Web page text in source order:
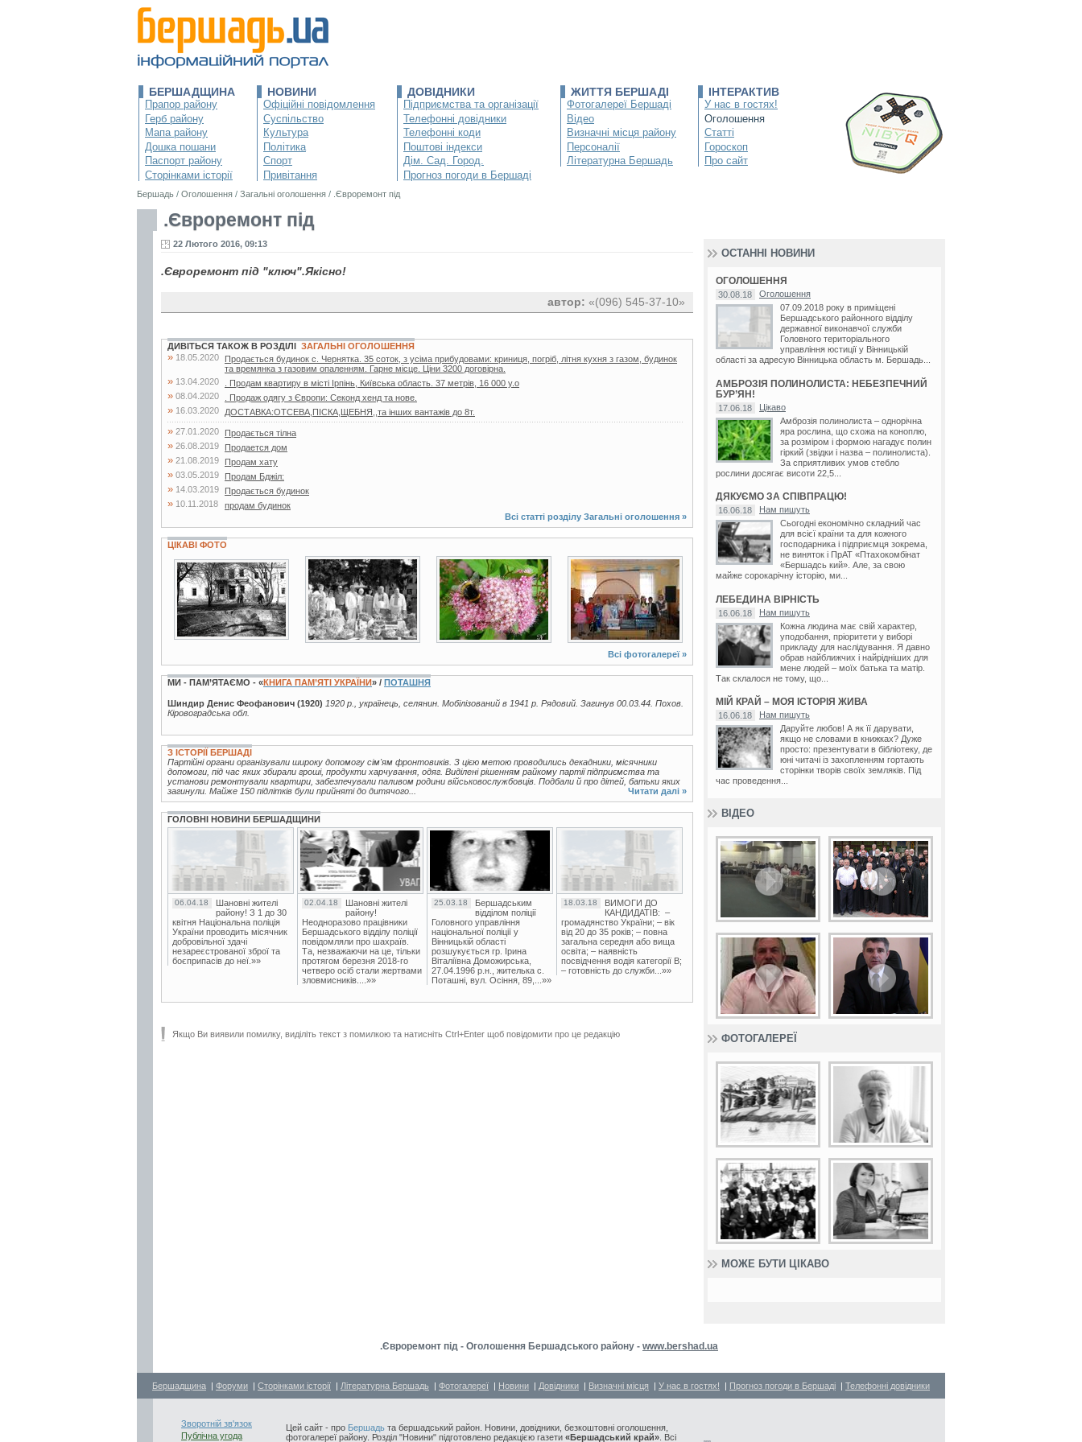
БЕРШАДЩИНА
Прапор району
Герб району
Мапа району
Дошка пошани
Паспорт району
Сторінками історії
НОВИНИ
Офіційні повідомлення
Суспільство
Культура
Політика
Спорт
Привітання
ДОВІДНИКИ
Підприємства та організації
Телефонні довідники
Телефонні коди
Поштові індекси
Дім. Сад. Город.
Прогноз погоди в Бершаді
ЖИТТЯ БЕРШАДІ
Фотогалереї Бершаді
Відео
Визначні місця району
Персоналії
Літературна Бершадь
ІНТЕРАКТИВ
У нас в гостях!
Оголошення
Статті
Гороскоп
Про сайт
Бершадь / Оголошення / Загальні оголошення / .Євроремонт під
.Євроремонт під
22 Лютого 2016, 09:13
.Євроремонт під "ключ".Якісно!
автор: «(096) 545-37-10»
ДИВІТЬСЯ ТАКОЖ В РОЗДІЛІ ЗАГАЛЬНІ ОГОЛОШЕННЯ
» 18.05.2020
Продається будинок с. Чернятка. 35 соток, з усіма прибудовами: криниця, погріб, літня кухня з газом, будинок
та времянка з газовим опаленням. Гарне місце. Ціни 3200 договірна.
» 13.04.2020 . Продам квартиру в місті Ірпінь, Київська область. 37 метрів, 16 000 у.о
» 08.04.2020 . Продаж одягу з Європи: Секонд хенд та нове.
» 16.03.2020 ДОСТАВКА:ОТСЕВА,ПІСКА,ЩЕБНЯ,,та інших вантажів до 8т.
» 27.01.2020 Продається тілна
» 26.08.2019 Продается дом
» 21.08.2019 Продам хату
» 03.05.2019 Продам Бджiл:
» 14.03.2019 Продається будинок
» 10.11.2018
продам будинок
Всі статті розділу Загальні оголошення »
ЦІКАВІ ФОТО
4 фото 3 фото 48 фото 3 фото
Всі фотогалереї »
МИ - ПАМ’ЯТАЄМО - «КНИГА ПАМ’ЯТІ УКРАЇНИ» / ПОТАШНЯ
Шиндир Денис Феофанович (1920) 1920 р., українець, селянин. Мобілізований в 1941 р. Рядовий. Загинув 00.03.44. Похов.
Кіровоградська обл.
З ІСТОРІЇ БЕРШАДІ
Партійні органи організували широку допомогу сім'ям фронтовиків. З цією метою проводились декадники, місячники
допомоги, під час яких збирали гроші, продукти харчування, одяг. Виділені рішенням райкому партії підприємства та
установи ремонтували квартири, забезпечували паливом родини військовослужбовців. Подбали й про дітей, батьки яких
загинули. Майже 150 підлітків були прийняті до дитячого...
Читати далі »
ГОЛОВНІ НОВИНИ БЕРШАДЩИНИ
06.04.18
Шановні жителі
району! З 1 до 30
квітня Національна поліція
України проводить місячник
добровільної здачі
незареєстрованої зброї та
боєприпасів до неї.»»
02.04.18
Шановні жителі
району!
Неодноразово працівники
Бершадського відділу поліції
повідомляли про шахраїв.
Та, незважаючи на це, тільки
протягом березня 2018-го
четверо осіб стали жертвами
зловмисників....»»
25.03.18
Бершадським
відділом поліції
Головного управління
національної поліції у
Вінницькій області
розшукується гр. Ірина
Віталіївна Доможирська,
27.04.1996 р.н., жителька с.
Поташні, вул. Осіння, 89,...»»
18.03.18
ВИМОГИ ДО
КАНДИДАТІВ: –
громадянство України; – вік
від 20 до 35 років; – повна
загальна середня або вища
освіта; – наявність
посвідчення водія категорії В;
– готовність до служби...»»
Якщо Ви виявили помилку, виділіть текст з помилкою та натисніть Ctrl+Enter щоб повідомити про це редакцію
ОСТАННІ НОВИНИ
ОГОЛОШЕННЯ
30.08.18
Оголошення
07.09.2018 року в приміщені
Бершадського районного відділу
державної виконавчої служби
Головного територіального
управління юстиції у Вінницькій
області за адресую Вінницька область м. Бершадь...
АМБРОЗІЯ ПОЛИНОЛИСТА: НЕБЕЗПЕЧНИЙ
БУР’ЯН!
17.06.18
Цікаво
Амброзія полинолиста – однорічна
яра рослина, що схожа на коноплю,
за розміром і формою нагадує полин
гіркий (звідки і назва – полинолиста).
За сприятливих умов стебло
рослини досягає висоти 22,5...
ДЯКУЄМО ЗА СПІВПРАЦЮ!
16.06.18
Нам пишуть
Сьогодні економічно складний час
для всієї країни та для кожного
господарника і підприємця зокрема,
не виняток і ПрАТ «Птахокомбінат
«Бершадсь кий». Але, за свою
майже сорокарічну історію, ми...
ЛЕБЕДИНА ВІРНІСТЬ
16.06.18
Нам пишуть
Кожна людина має свій характер,
уподобання, пріоритети у виборі
прикладу для наслідування. Я давно
обрав найближчих і найрідніших для
мене людей – моїх батька та матір.
Так склалося не тому, що...
МІЙ КРАЙ – МОЯ ІСТОРІЯ ЖИВА
16.06.18
Нам пишуть
Даруйте любов! А як її дарувати,
якщо не словами в книжках? Дуже
просто: презентувати в бібліотеку, де
юні читачі із захопленням гортають
сторінки творів своїх земляків. Під
час проведення...
ВІДЕО
ФОТОГАЛЕРЕЇ
МОЖЕ БУТИ ЦІКАВО
.Євроремонт під - Оголошення Бершадського району - www.bershad.ua
Бершадщина | Форуми | Сторінками історії | Літературна Бершадь | Фотогалереї | Новини | Довідники | Визначні місця | У нас в гостях! | Прогноз погоди в Бершаді | Телефонні довідники
Зворотній зв'язок
Публічна угода
Цей сайт - про Бершадь та бершадський район. Новини, довідники, безкоштовні оголошення,
фотогалереї району. Розділ "Новини" підготовлено редакцією газети «Бершадський край» . Всі